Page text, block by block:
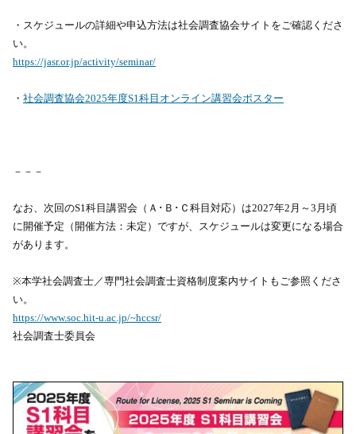
・スケジュールの詳細や申込方法は社会調査協会サイトをご確認くださ
い。
https://jasr.or.jp/activity/seminar/
・ 社会調査協会2025年度S1科目オンライン講習会ポスター
－－－
なお、次回のS1科目講習会（Ａ･Ｂ･Ｃ科目対応）は2027年2月～3月頃
に開催予定（開催方法：未定）ですが、スケジュールは変更になる場合
があります。
※本学社会調査士／専門社会調査士資格制度案内サイトもご参照くださ
い。
https://www.soc.hit-u.ac.jp/~hccsr/
社会調査士委員会